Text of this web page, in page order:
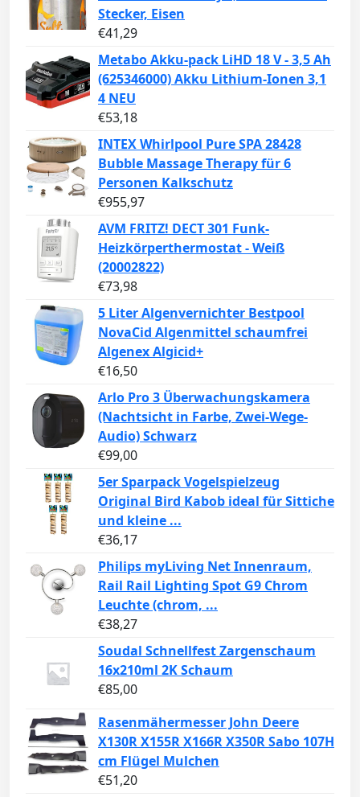
Stecker, Eisen
€41,29
Metabo Akku-pack LiHD 18 V - 3,5 Ah
(625346000) Akku Lithium-Ionen 3,1
4 NEU
€53,18
INTEX Whirlpool Pure SPA 28428
Bubble Massage Therapy für 6
Personen Kalkschutz
€955,97
AVM FRITZ! DECT 301 Funk-
Heizkörperthermostat - Weiß
(20002822)
€73,98
5 Liter Algenvernichter Bestpool
NovaCid Algenmittel schaumfrei
Algenex Algicid+
€16,50
Arlo Pro 3 Überwachungskamera
(Nachtsicht in Farbe, Zwei-Wege-
Audio) Schwarz
€99,00
5er Sparpack Vogelspielzeug
Original Bird Kabob ideal für Sittiche
und kleine ...
€36,17
Philips myLiving Net Innenraum,
Rail Rail Lighting Spot G9 Chrom
Leuchte (chrom, ...
€38,27
Soudal Schnellfest Zargenschaum
16x210ml 2K Schaum
€85,00
Rasenmähermesser John Deere
X130R X155R X166R X350R Sabo 107H
cm Flügel Mulchen
€51,20